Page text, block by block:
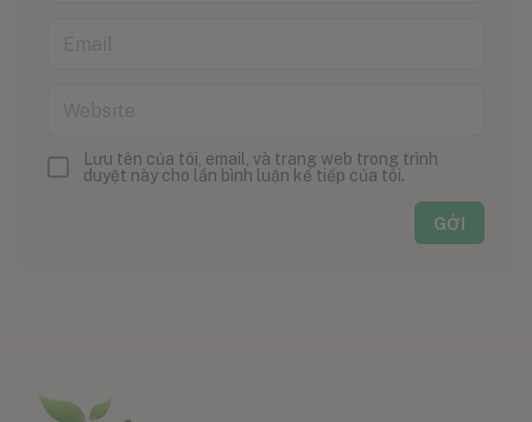
Lưu tên của tôi, email, và trang web trong trình
duyệt này cho lần bình luận kế tiếp của tôi.